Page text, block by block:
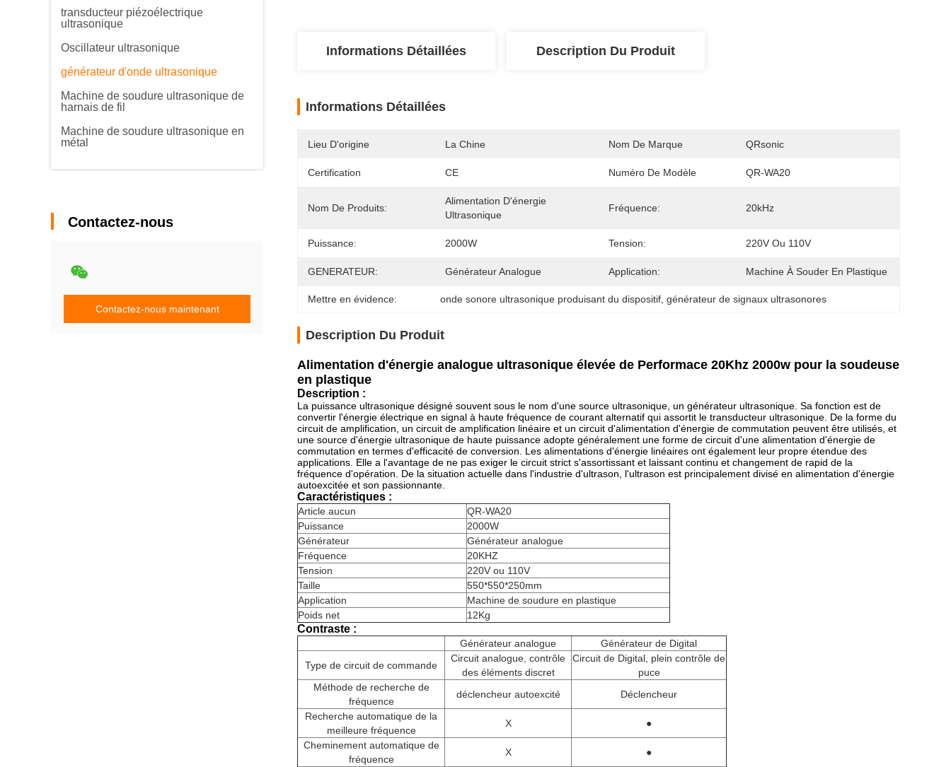
transducteur piézoélectrique
ultrasonique
Oscillateur ultrasonique
générateur d'onde ultrasonique
Machine de soudure ultrasonique de
harnais de fil
Machine de soudure ultrasonique en
métal
Contactez-nous
Contactez-nous maintenant
Informations Détaillées Description Du Produit
Informations Détaillées
Lieu D'origine La Chine Nom De Marque QRsonic
Certification CE Numéro De Modèle QR-WA20
Nom De Produits:
Alimentation D'énergie
Ultrasonique
Fréquence: 20kHz
Puissance: 2000W Tension: 220V Ou 110V
GENERATEUR: Générateur Analogue Application: Machine À Souder En Plastique
Mettre en évidence: onde sonore ultrasonique produisant du dispositif , générateur de signaux ultrasonores
Description Du Produit
Alimentation d'énergie analogue ultrasonique élevée de Performace 20Khz 2000w pour la soudeuse
en plastique
Description :
La puissance ultrasonique désigné souvent sous le nom d'une source ultrasonique, un générateur ultrasonique. Sa fonction est de
convertir l'énergie électrique en signal à haute fréquence de courant alternatif qui assortit le transducteur ultrasonique. De la forme du
circuit de amplification, un circuit de amplification linéaire et un circuit d'alimentation d'énergie de commutation peuvent être utilisés, et
une source d'énergie ultrasonique de haute puissance adopte généralement une forme de circuit d'une alimentation d'énergie de
commutation en termes d'efficacité de conversion. Les alimentations d'énergie linéaires ont également leur propre étendue des
applications. Elle a l'avantage de ne pas exiger le circuit strict s'assortissant et laissant continu et changement de rapid de la
fréquence d'opération. De la situation actuelle dans l'industrie d'ultrason, l'ultrason est principalement divisé en alimentation d'énergie
autoexcitée et son passionnante.
Caractéristiques :
Article aucun
QR-WA20
Puissance
2000W
Générateur
Générateur analogue
Fréquence
20KHZ
Tension
220V ou 110V
Taille
550*550*250mm
Application
Machine de soudure en plastique
Poids net
12Kg
Contraste :
Générateur analogue
Générateur de Digital
Type de circuit de commande
Circuit analogue, contrôle
des éléments discret
Circuit de Digital, plein contrôle de
puce
Méthode de recherche de
fréquence
déclencheur autoexcité
Déclencheur
Recherche automatique de la
meilleure fréquence
X
●
Cheminement automatique de
fréquence
X
●